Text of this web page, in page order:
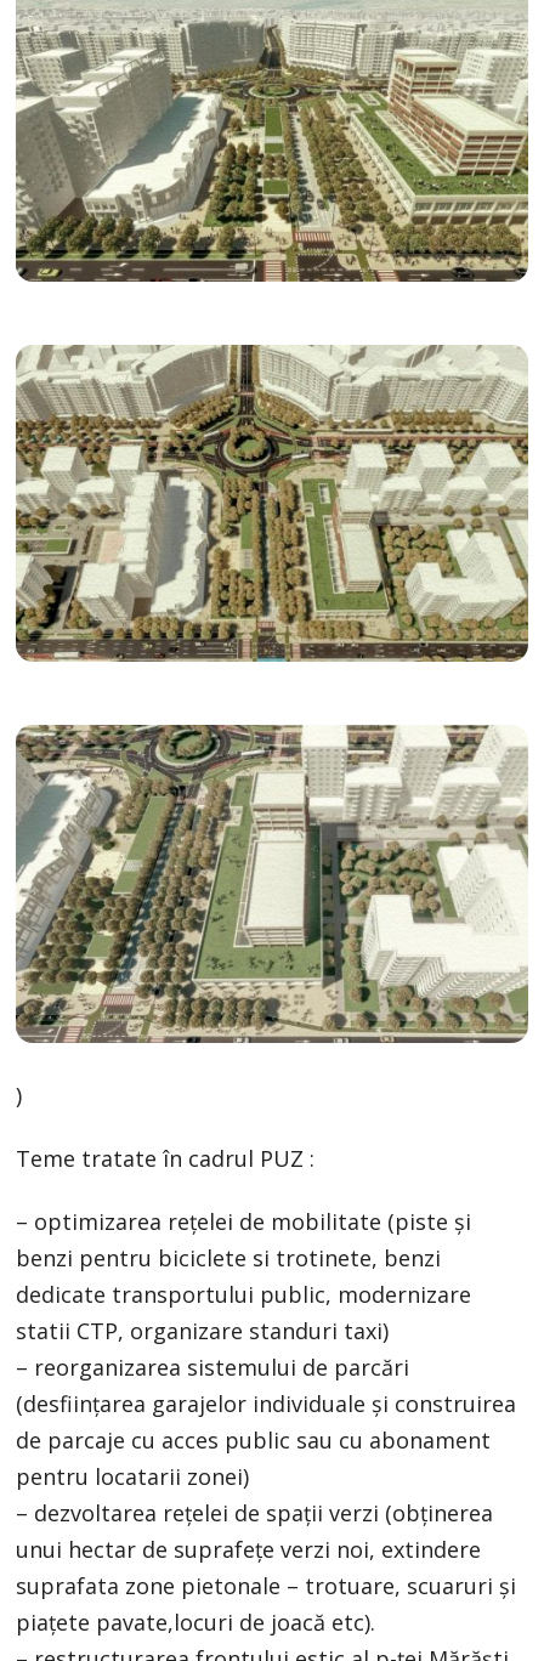
)
Teme tratate în cadrul PUZ :
– optimizarea rețelei de mobilitate (piste și
benzi pentru biciclete si trotinete, benzi
dedicate transportului public, modernizare
statii CTP, organizare standuri taxi)
– reorganizarea sistemului de parcări
(desființarea garajelor individuale și construirea
de parcaje cu acces public sau cu abonament
pentru locatarii zonei)
– dezvoltarea rețelei de spații verzi (obținerea
unui hectar de suprafețe verzi noi, extindere
suprafata zone pietonale – trotuare, scuaruri și
piațete pavate,locuri de joacă etc).